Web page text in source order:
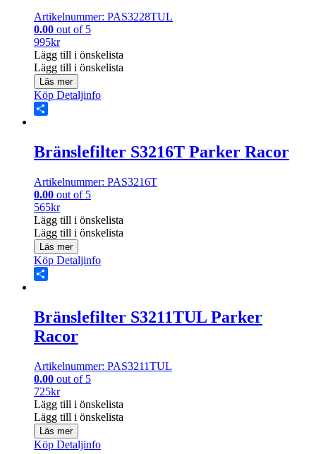
Artikelnummer: PAS3228TUL
0.00 out of 5
995kr
Lägg till i önskelista
Lägg till i önskelista
Läs mer
Köp Detaljinfo
Bränslefilter S3216T Parker Racor
Artikelnummer: PAS3216T
0.00 out of 5
565kr
Lägg till i önskelista
Lägg till i önskelista
Läs mer
Köp Detaljinfo
Bränslefilter S3211TUL Parker
Racor
Artikelnummer: PAS3211TUL
0.00 out of 5
725kr
Lägg till i önskelista
Lägg till i önskelista
Läs mer
Köp Detaljinfo